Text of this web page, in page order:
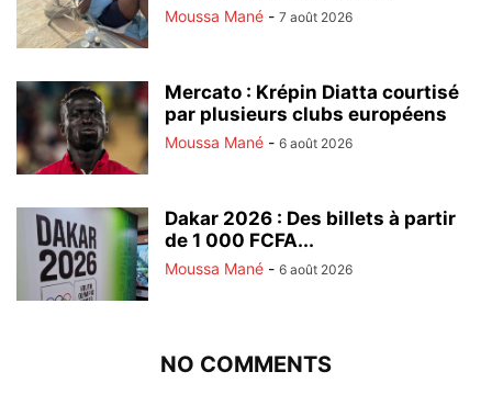
Moussa Mané - 7 août 2026
Mercato : Krépin Diatta courtisé
par plusieurs clubs européens
Moussa Mané - 6 août 2026
Dakar 2026 : Des billets à partir
de 1 000 FCFA...
Moussa Mané - 6 août 2026
NO COMMENTS